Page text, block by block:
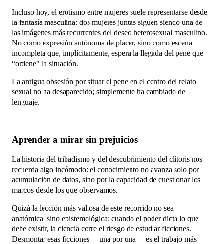
Incluso hoy, el erotismo entre mujeres suele representarse desde
la fantasía masculina: dos mujeres juntas siguen siendo una de
las imágenes más recurrentes del deseo heterosexual masculino.
No como expresión autónoma de placer, sino como escena
incompleta que, implícitamente, espera la llegada del pene que
“ordene" la situación.
La antigua obsesión por situar el pene en el centro del relato
sexual no ha desaparecido; simplemente ha cambiado de
lenguaje.
Aprender a mirar sin prejuicios
La historia del tribadismo y del descubrimiento del clítoris nos
recuerda algo incómodo: el conocimiento no avanza solo por
acumulación de datos, sino por la capacidad de cuestionar los
marcos desde los que observamos.
Quizá la lección más valiosa de este recorrido no sea
anatómica, sino epistemológica: cuando el poder dicta lo que
debe existir, la ciencia corre el riesgo de estudiar ficciones.
Desmontar esas ficciones —una por una— es el trabajo más